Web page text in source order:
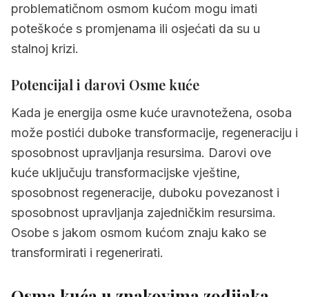
problematičnom osmom kućom mogu imati
poteškoće s promjenama ili osjećati da su u
stalnoj krizi.
Potencijal i darovi Osme kuće
Kada je energija osme kuće uravnotežena, osoba
može postići duboke transformacije, regeneraciju i
sposobnost upravljanja resursima. Darovi ove
kuće uključuju transformacijske vještine,
sposobnost regeneracije, duboku povezanost i
sposobnost upravljanja zajedničkim resursima.
Osobe s jakom osmom kućom znaju kako se
transformirati i regenerirati.